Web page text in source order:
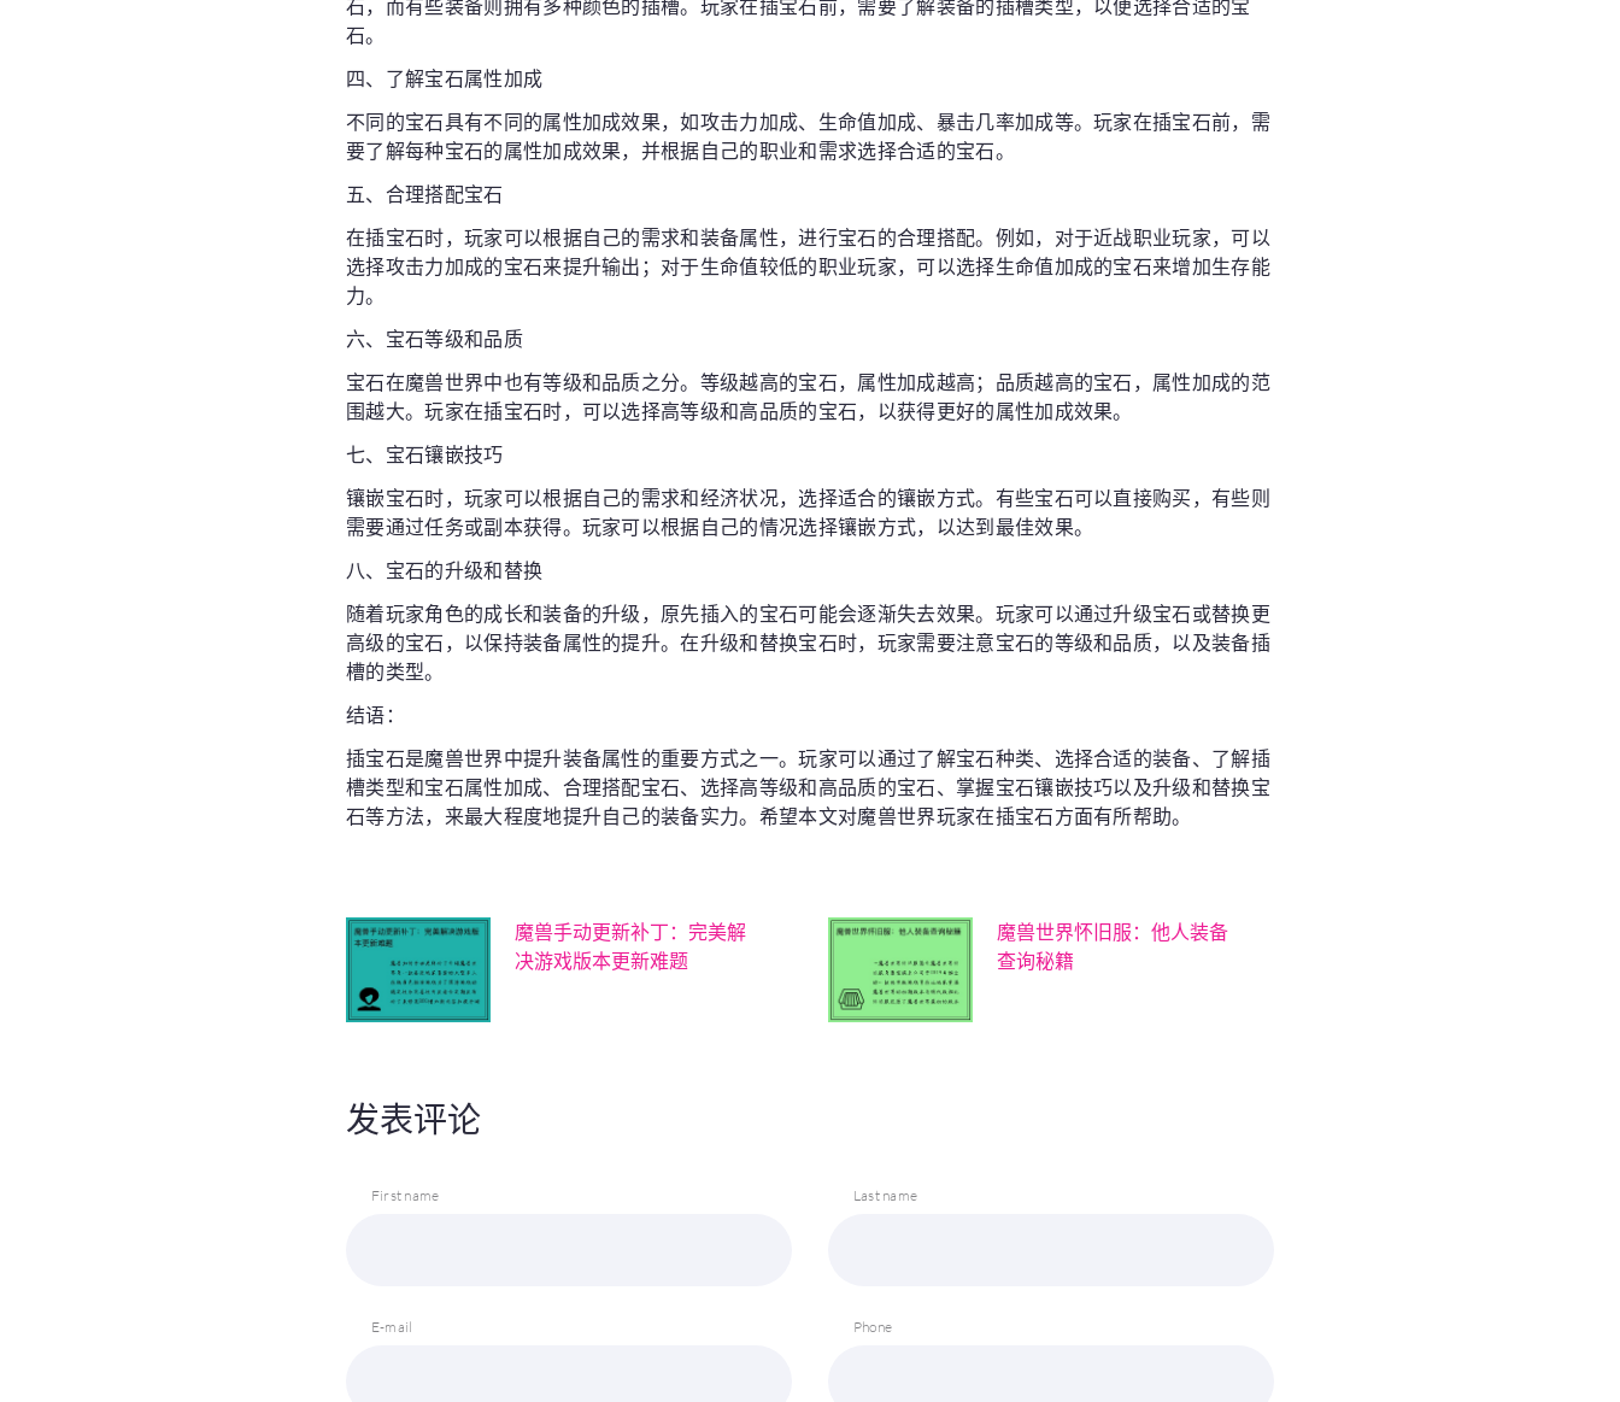
石，而有些装备则拥有多种颜色的插槽。玩家在插宝石前，需要了解装备的插槽类型，以便选择合适的宝
石。
四、了解宝石属性加成
不同的宝石具有不同的属性加成效果，如攻击力加成、生命值加成、暴击几率加成等。玩家在插宝石前，需
要了解每种宝石的属性加成效果，并根据自己的职业和需求选择合适的宝石。
五、合理搭配宝石
在插宝石时，玩家可以根据自己的需求和装备属性，进行宝石的合理搭配。例如，对于近战职业玩家，可以
选择攻击力加成的宝石来提升输出；对于生命值较低的职业玩家，可以选择生命值加成的宝石来增加生存能
力。
六、宝石等级和品质
宝石在魔兽世界中也有等级和品质之分。等级越高的宝石，属性加成越高；品质越高的宝石，属性加成的范
围越大。玩家在插宝石时，可以选择高等级和高品质的宝石，以获得更好的属性加成效果。
七、宝石镶嵌技巧
镶嵌宝石时，玩家可以根据自己的需求和经济状况，选择适合的镶嵌方式。有些宝石可以直接购买，有些则
需要通过任务或副本获得。玩家可以根据自己的情况选择镶嵌方式，以达到最佳效果。
八、宝石的升级和替换
随着玩家角色的成长和装备的升级，原先插入的宝石可能会逐渐失去效果。玩家可以通过升级宝石或替换更
高级的宝石，以保持装备属性的提升。在升级和替换宝石时，玩家需要注意宝石的等级和品质，以及装备插
槽的类型。
结语：
插宝石是魔兽世界中提升装备属性的重要方式之一。玩家可以通过了解宝石种类、选择合适的装备、了解插
槽类型和宝石属性加成、合理搭配宝石、选择高等级和高品质的宝石、掌握宝石镶嵌技巧以及升级和替换宝
石等方法，来最大程度地提升自己的装备实力。希望本文对魔兽世界玩家在插宝石方面有所帮助。
魔兽手动更新补丁：完美解
决游戏版本更新难题
魔兽世界怀旧服：他人装备
查询秘籍
发表评论
First name Last name
E-mail Phone